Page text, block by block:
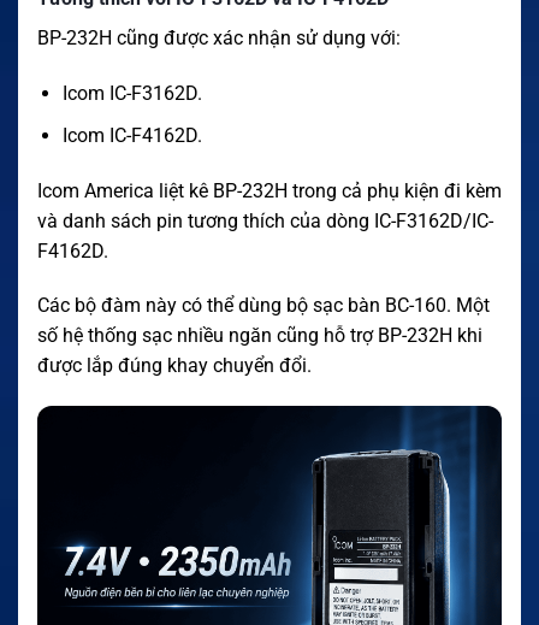
BP-232H cũng được xác nhận sử dụng với:
Icom IC-F3162D.
Icom IC-F4162D.
Icom America liệt kê BP-232H trong cả phụ kiện đi kèm
và danh sách pin tương thích của dòng IC-F3162D/IC-
F4162D.
Các bộ đàm này có thể dùng bộ sạc bàn BC-160. Một
số hệ thống sạc nhiều ngăn cũng hỗ trợ BP-232H khi
được lắp đúng khay chuyển đổi.